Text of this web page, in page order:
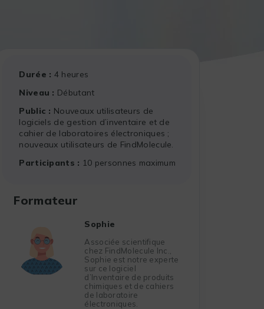
Durée
4 heures
Niveau
Débutant
Public
Nouveaux utilisateurs de
logiciels de gestion d’inventaire et de
cahier de laboratoires électroniques ;
nouveaux utilisateurs de FindMolecule.
Participants
10 personnes maximum
Formateur
Sophie
Associée scientifique
chez FindMolecule Inc.,
Sophie est notre experte
sur ce logiciel
d’Inventaire de produits
chimiques et de cahiers
de laboratoire
électroniques.